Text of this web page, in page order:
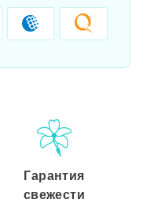
Гарантия
свежести